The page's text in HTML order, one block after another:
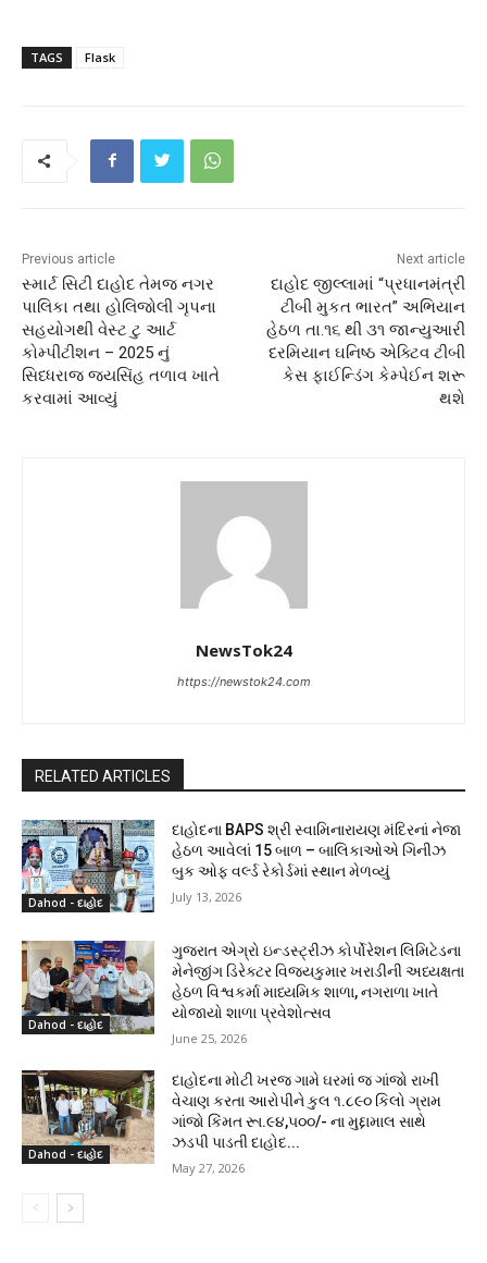
TAGS Flask
Previous article
સ્માર્ટ સિટી દાહોદ તેમજ નગર
પાલિકા તથા હોલિજોલી ગૃપના
સહયોગથી વેસ્ટ ટુ આર્ટ
કોમ્પીટીશન – 2025 નું
સિધ્ધરાજ જયસિંહ તળાવ ખાતે
કરવામાં આવ્યું
Next article
દાહોદ જીલ્લામાં “પ્રધાનમંત્રી
ટીબી મુકત ભારત” અભિયાન
હેઠળ તા.૧૬ થી ૩૧ જાન્યુઆરી
દરમિયાન ઘનિષ્ઠ એક્ટિવ ટીબી
કેસ ફાઈન્ડિંગ કેમ્પેઈન શરૂ
થશે
NewsTok24
https://newstok24.com
RELATED ARTICLES
Dahod - દાહોદ
દાહોદના BAPS શ્રી સ્વામિનારાયણ મંદિરનાં નેજા
હેઠળ આવેલાં 15 બાળ – બાલિકાઓએ ગિનીઝ
બુક ઓફ વર્લ્ડ રેકોર્ડમાં સ્થાન મેળવ્યું
July 13, 2026
Dahod - દાહોદ
ગુજરાત એગ્રો ઇન્ડસ્ટ્રીઝ કોર્પોરેશન લિમિટેડના
મેનેજીંગ ડિરેક્ટર વિજયકુમાર ખરાડીની અધ્યક્ષતા
હેઠળ વિશ્વકર્મા માધ્યમિક શાળા, નગરાળા ખાતે
યોજાયો શાળા પ્રવેશોત્સવ
June 25, 2026
Dahod - દાહોદ
દાહોદના મોટી ખરજ ગામે ઘરમાં જ ગાંજો રાખી
વેચાણ કરતા આરોપીને કુલ ૧.૮૯૦ કિલો ગ્રામ
ગાંજો કિંમત રૂા.૯૪,૫૦૦/- ના મુદ્દામાલ સાથે
ઝડપી પાડતી દાહોદ...
May 27, 2026